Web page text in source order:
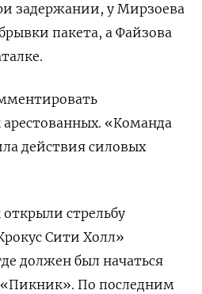
задержании, у Мирзоева
пакета, а Файзова
арестованных. «Команда
действия силовых
стрельбу
Сити Холл»
должен был начаться
По последним